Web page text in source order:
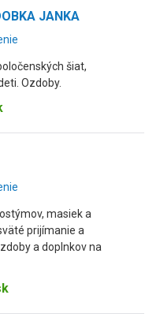
JANKA
šiat,
Ozdoby.
masiek a
prijímanie a
a doplnkov na